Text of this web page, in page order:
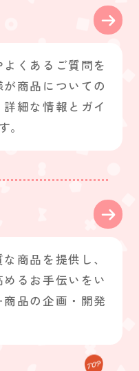
くあるご質問を
商品についての
細な情報とガイ
。
商品を提供し、
るお手伝いをい
品の企画・開発